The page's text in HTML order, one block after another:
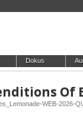
Dokus
WEB-2026-